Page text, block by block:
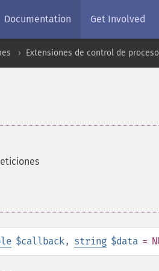
Documentation Get Involved
Extensiones de control de
$callback, string $data =